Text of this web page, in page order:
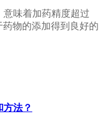
味着加药精度超过
物的添加得到良好的
法？